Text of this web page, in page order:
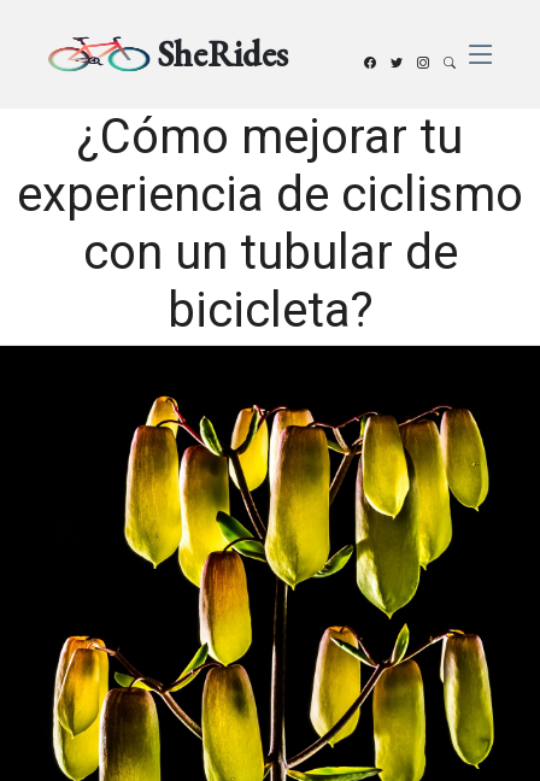
SheRides
¿Cómo mejorar tu
experiencia de ciclismo
con un tubular de
bicicleta?